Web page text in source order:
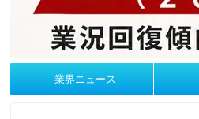
業界ニュース